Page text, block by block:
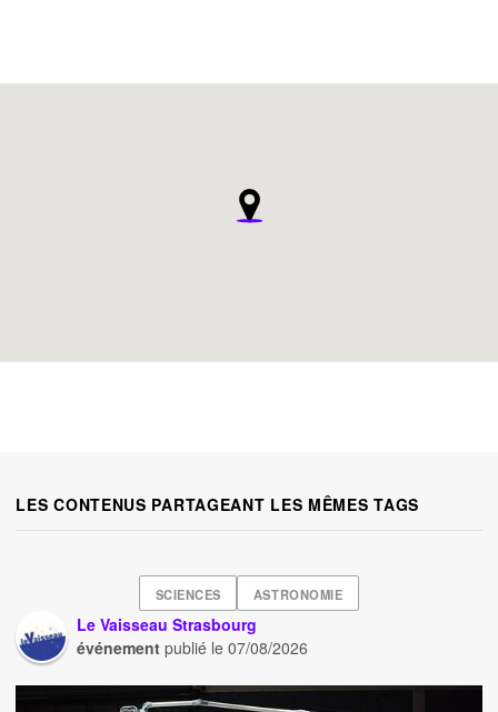
LES CONTENUS PARTAGEANT LES MÊMES TAGS
SCIENCES ASTRONOMIE
Le Vaisseau Strasbourg
événement publié le07/08/2026